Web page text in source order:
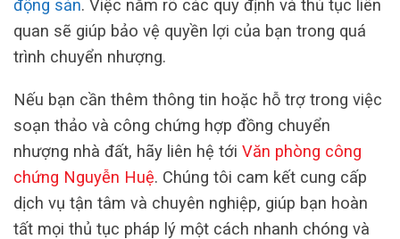
động sản. Việc nắm rõ các quy định và thủ tục liên
quan sẽ giúp bảo vệ quyền lợi của bạn trong quá
trình chuyển nhượng.
Nếu bạn cần thêm thông tin hoặc hỗ trợ trong việc
soạn thảo và công chứng hợp đồng chuyển
nhượng nhà đất, hãy liên hệ tới Văn phòng công
chứng Nguyễn Huệ. Chúng tôi cam kết cung cấp
dịch vụ tận tâm và chuyên nghiệp, giúp bạn hoàn
tất mọi thủ tục pháp lý một cách nhanh chóng và